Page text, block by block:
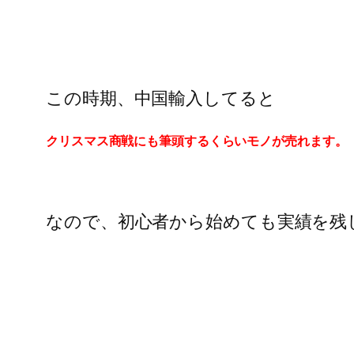
この時期、中国輸入してると
クリスマス商戦にも筆頭するくらいモノが売れます。
なので、初心者から始めても実績を残